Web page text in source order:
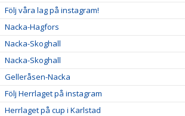
Följ våra lag på instagram!
Nacka-Hagfors
Nacka-Skoghall
Nacka-Skoghall
Gelleråsen-Nacka
Följ Herrlaget på instagram
Herrlaget på cup i Karlstad